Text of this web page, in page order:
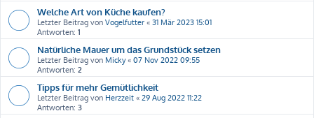
Welche Art von Küche kaufen?
Letzter Beitrag von Vogelfutter « 31 Mär 2023 15:01
Antworten: 1
Natürliche Mauer um das Grundstück setzen
Letzter Beitrag von Micky« 07 Nov 2022 09:55
Antworten: 2
Tipps für mehr Gemütlichkeit
Letzter Beitrag von Herzzeit « 29 Aug 2022 11:22
Antworten: 3